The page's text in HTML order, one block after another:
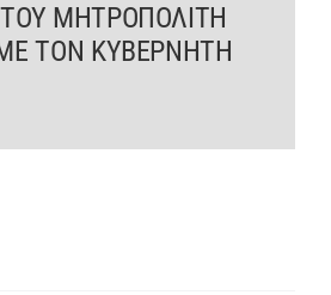
ΜΗΤΡΟΠΟΛΙΤΗ
ΤΟΝ ΚΥΒΕΡΝΗΤΗ